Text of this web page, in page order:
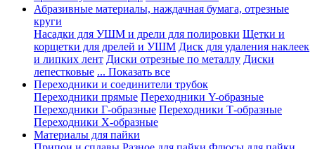
Абразивные материалы, наждачная бумага, отрезные
круги
Насадки для УШМ и дрели для полировки Щетки и
корщетки для дрелей и УШМ Диск для удаления наклеек
и липких лент Диски отрезные по металлу Диски
лепестковые ... Показать все
Переходники и соединители трубок
Переходники прямые Переходники Y-образные
Переходники Г-образные Переходники Т-образные
Переходники Х-образные
Материалы для пайки